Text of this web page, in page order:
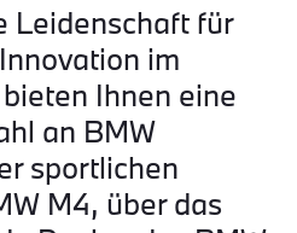
Leidenschaft für
im
Ihnen eine
an BMW
sportlichen
M4, über das